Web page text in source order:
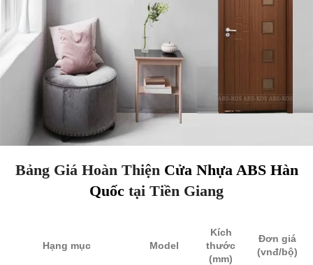
Bảng Giá Hoàn Thiện Cửa Nhựa ABS Hàn
Quốc tại Tiền Giang
Hạng mục Model
Kích
thước
(mm)
Đơn giá
(vnđ/bộ)